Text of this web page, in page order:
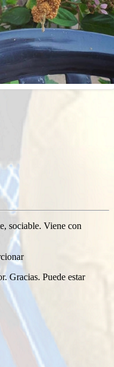
sociable. Viene con
Gracias. Puede estar